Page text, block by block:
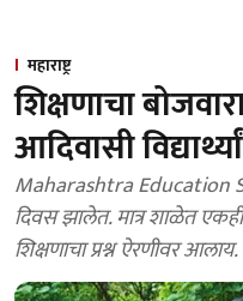
महाराष्ट्र
शिक्षणाचा
आदिवासी
Maharashtra Education
दिवस झालेत. मात्र शाळेत
शिक्षणाचा प्रश्न ऐरणीवर आलाय.